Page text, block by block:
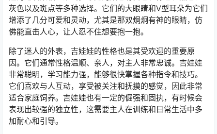
灰色以及斑点等多种选择。它们的大眼睛和V型耳朵为它们
增添了几分可爱和灵动，尤其是那双炯炯有神的眼睛，仿
佛能直击人心，让人忍不住想要抱一抱。
除了迷人的外表，吉娃娃的性格也是其受欢迎的重要原
因。它们通常性格温顺、亲人，对主人非常忠诚。吉娃娃
非常聪明，学习能力强，能够很快掌握各种指令和技巧。
它们喜欢与人互动，享受被关注和抚摸的感觉，因此非常
适合家庭饲养。吉娃娃也有一定的倔强和固执，有时候会
表现出较强的独立性，这需要主人在训练和日常生活中多
加耐心和引导。